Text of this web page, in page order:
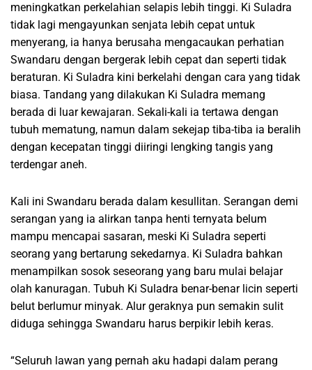
meningkatkan perkelahian selapis lebih tinggi. Ki Suladra
tidak lagi mengayunkan senjata lebih cepat untuk
menyerang, ia hanya berusaha mengacaukan perhatian
Swandaru dengan bergerak lebih cepat dan seperti tidak
beraturan. Ki Suladra kini berkelahi dengan cara yang tidak
biasa. Tandang yang dilakukan Ki Suladra memang
berada di luar kewajaran. Sekali-kali ia tertawa dengan
tubuh mematung, namun dalam sekejap tiba-tiba ia beralih
dengan kecepatan tinggi diiringi lengking tangis yang
terdengar aneh.
Kali ini Swandaru berada dalam kesullitan. Serangan demi
serangan yang ia alirkan tanpa henti ternyata belum
mampu mencapai sasaran, meski Ki Suladra seperti
seorang yang bertarung sekedarnya. Ki Suladra bahkan
menampilkan sosok seseorang yang baru mulai belajar
olah kanuragan. Tubuh Ki Suladra benar-benar licin seperti
belut berlumur minyak. Alur geraknya pun semakin sulit
diduga sehingga Swandaru harus berpikir lebih keras.
“Seluruh lawan yang pernah aku hadapi dalam perang